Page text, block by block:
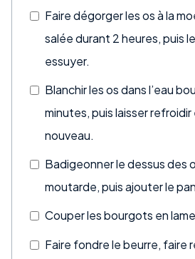
Faire dégorger les os à la
salée durant 2 heures, puis
essuyer.
Blanchir les os dans l’eau
minutes, puis laisser
nouveau.
Badigeonner le dessus des
moutarde, puis ajouter le
Couper les bourgots en
Faire fondre le beurre, faire